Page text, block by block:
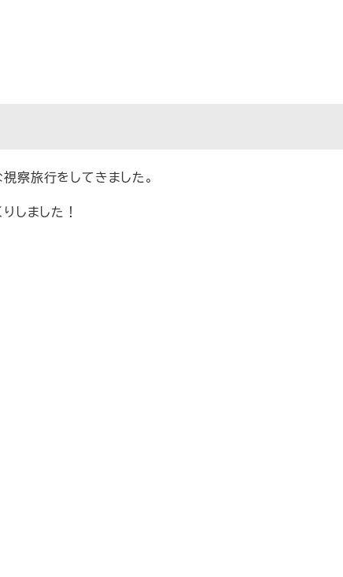
察旅行をしてきました。
しました！